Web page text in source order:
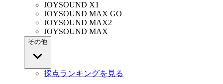
JOYSOUND X1
JOYSOUND MAX GO
JOYSOUND MAX2
JOYSOUND MAX
その他
採点ランキングを見る